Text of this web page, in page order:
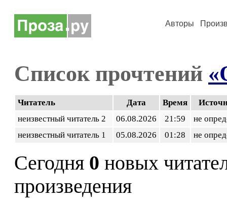
Авторы
Список прочтений
Читатель Дата Время
неизвестный читатель 2
06.08.2026 21:59
не
неизвестный читатель 1
05.08.2026 01:28 не
Сегодня 0 новых
произведения